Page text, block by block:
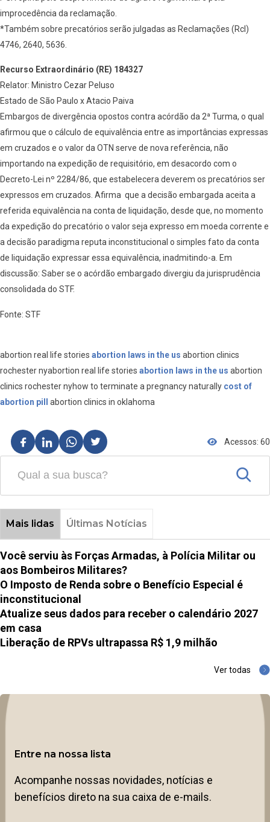
improcedência da reclamação.
*Também sobre precatórios serão julgadas as Reclamações (Rcl)
4746, 2640, 5636.
Recurso Extraordinário (RE) 184327
Relator: Ministro Cezar Peluso
Estado de São Paulo x Atacio Paiva
Embargos de divergência opostos contra acórdão da 2ª Turma, o qual
afirmou que o cálculo de equivalência entre as importâncias expressas
em cruzados e o valor da OTN serve de nova referência, não
importando na expedição de requisitório, em desacordo com o
Decreto-Lei nº 2284/86, que estabelecera deverem os precatórios ser
expressos em cruzados. Afirma que a decisão embargada aceita a
referida equivalência na conta de liquidação, desde que, no momento
da expedição do precatório o valor seja expresso em moeda corrente e
a decisão paradigma reputa inconstitucional o simples fato da conta
de liquidação expressar essa equivalência, inadmitindo-a. Em
discussão: Saber se o acórdão embargado divergiu da jurisprudência
consolidada do STF.
Fonte: STF
abortion real life stories abortion laws in the us abortion clinics
rochester nyabortion real life stories abortion laws in the us abortion
clinics rochester nyhow to terminate a pregnancy naturally cost of
abortion pill
abortion clinics in oklahoma
Acessos: 60
Mais lidas Últimas Notícias
Você serviu às Forças Armadas, à Polícia Militar ou
aos Bombeiros Militares?
O Imposto de Renda sobre o Benefício Especial é
inconstitucional
Atualize seus dados para receber o calendário 2027
em casa
Liberação de RPVs ultrapassa R$ 1,9 milhão
Ver todas
Entre na nossa lista
Acompanhe nossas novidades, notícias e
benefícios direto na sua caixa de e-mails.